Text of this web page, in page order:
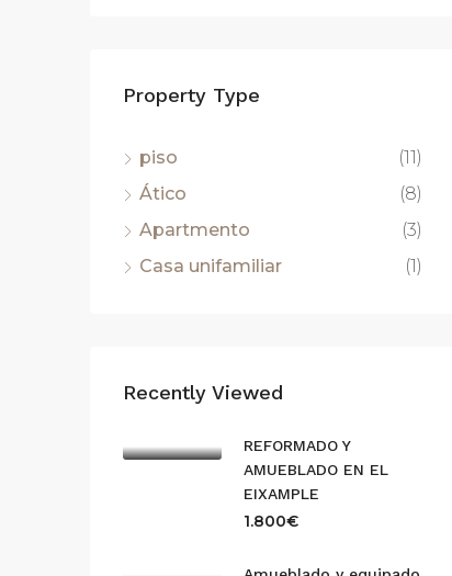
Property Type
piso
(11)
Ático
(8)
Apartmento
(3)
Casa unifamiliar
(1)
Recently Viewed
REFORMADO Y
AMUEBLADO EN EL
EIXAMPLE
1.800€